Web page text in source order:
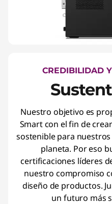
CREDIBILIDAD
Nuestro objetivo es
Smart con el fin de
sostenible para
planeta. Por eso
certificaciones líderes
nuestro compromiso
diseño de productos.
un futuro más